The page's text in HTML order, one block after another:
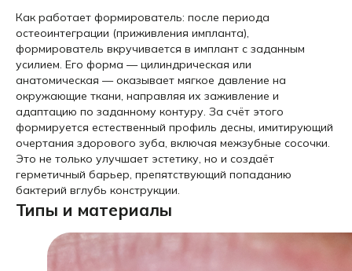
Как работает формирователь: после периода
остеоинтеграции (приживления импланта),
формирователь вкручивается в имплант с заданным
усилием. Его форма — цилиндрическая или
анатомическая — оказывает мягкое давление на
окружающие ткани, направляя их заживление и
адаптацию по заданному контуру. За счёт этого
формируется естественный профиль десны, имитирующий
очертания здорового зуба, включая межзубные сосочки.
Это не только улучшает эстетику, но и создаёт
герметичный барьер, препятствующий попаданию
бактерий вглубь конструкции.
Типы и материалы